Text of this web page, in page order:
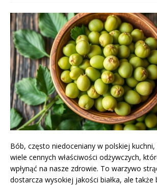
Bób, często niedoceniany w polskiej
wiele cennych właściwości odżywczych,
wpłynąć na nasze zdrowie. To warzywo
dostarcza wysokiej jakości białka, ale także